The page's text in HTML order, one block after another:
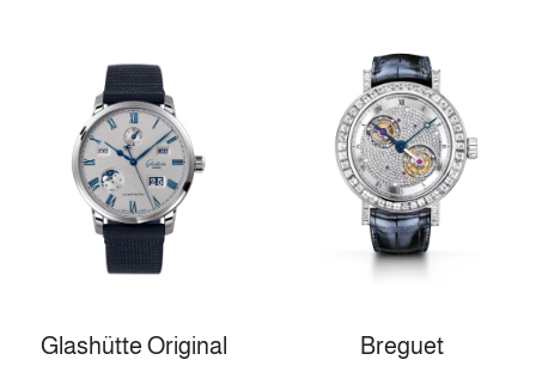
Glashütte Original
Breguet